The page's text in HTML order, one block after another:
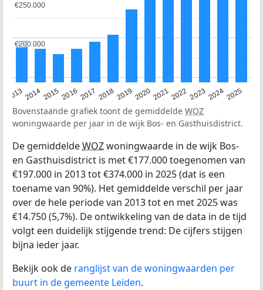
20132014201520162017 20182019 202020212022202320242025
€200.000
€200.000
€250.000
€250.000
Bovenstaande grafiek toont de gemiddelde WOZ
woningwaarde per jaar in de wijk Bos- en Gasthuisdistrict.
De gemiddeldeWOZwoningwaarde in de wijk Bos-
en Gasthuisdistrict is met €177.000 toegenomen van
€197.000 in 2013 tot €374.000 in 2025 (dat is een
toename van 90%). Het gemiddelde verschil per jaar
over de hele periode van 2013 tot en met 2025 was
€14.750 (5,7%). De ontwikkeling van de data in de tijd
volgt een duidelijk stijgende trend: De cijfers stijgen
bijna ieder jaar.
Bekijk ook de ranglijst van de woningwaarden per
buurt in de gemeente Leiden.